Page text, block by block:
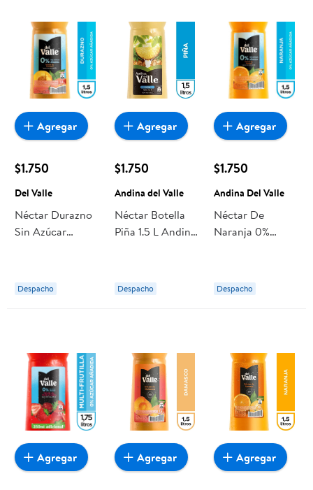
$1.750
Del Valle
Néctar Durazno
Sin Azúcar
Despacho
Agregar
$1.750
Andina del Valle
Néctar Botella
Piña 1.5 L Andina
Despacho
Agregar
$1.750
Andina Del Valle
Néctar De
Naranja 0%
Andina Del Valle
Despacho
Agregar
Agregar Agregar Agregar